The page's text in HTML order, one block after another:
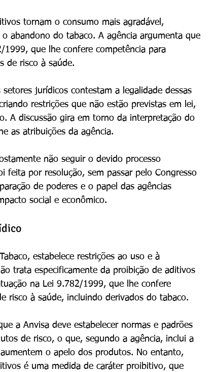
tornam o consumo mais agradável,
abandono do tabaco. A agência argumenta que
1999, que lhe confere competência para
de risco à saúde.
jurídicos contestam a legalidade dessas
restrições que não estão previstas em lei,
A discussão gira em torno da interpretação do
as atribuições da agência.
não seguir o devido processo
feita por resolução, sem passar pelo Congresso
de poderes e o papel das agências
social e econômico.
estabelece restrições ao uso e à
trata especificamente da proibição de aditivos
na Lei 9.782/1999, que lhe confere
risco à saúde, incluindo derivados do tabaco.
a Anvisa deve estabelecer normas e padrões
de risco, o que, segundo a agência, inclui a
o apelo dos produtos. No entanto,
é uma medida de caráter proibitivo, que